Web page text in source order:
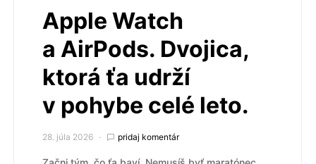
Apple Watch
a AirPods. Dvojica,
ktorá ťa udrží
v pohybe celé leto.
28. júla 2026 pridaj komentár